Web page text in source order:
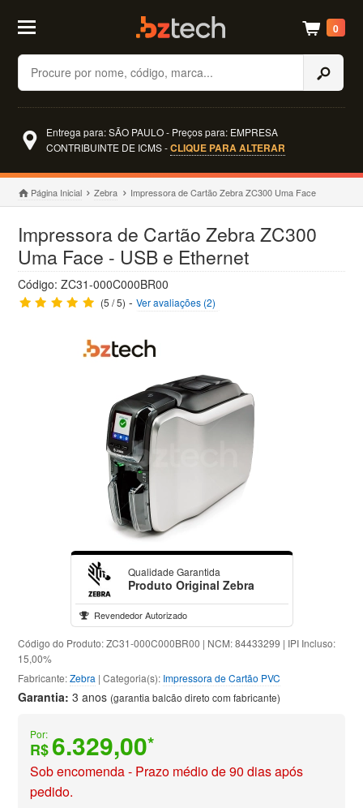
Buscar
0
Entrega para: SÃO PAULO - Preços para: EMPRESA
CONTRIBUINTE DE ICMS -CLIQUE PARA ALTERAR
Página Inicial Zebra Impressora de Cartão Zebra ZC300 Uma Face
Impressora de Cartão Zebra ZC300
Uma Face - USB e Ethernet
Código: ZC31-000C000BR00
(5 / 5) -Ver avaliações (2)
Qualidade Garantida
Produto Original Zebra
Revendedor Autorizado
Código do Produto: ZC31-000C000BR00 | NCM: 84433299 | IPI Incluso:
15,00%
Fabricante:Zebra | Categoria(s): Impressora de Cartão PVC
Garantia:3 anos (garantia balcão direto com fabricante)
Por:
R$6.329,00*
Sob encomenda - Prazo médio de 90 dias após
pedido.